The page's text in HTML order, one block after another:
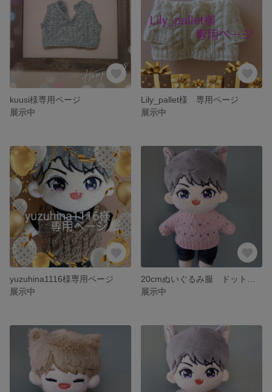
kuusi様専用ページ
展示中
Lily_pallet様 専用ページ
展示中
yuzuhina1116様専用ページ
展示中
展示中